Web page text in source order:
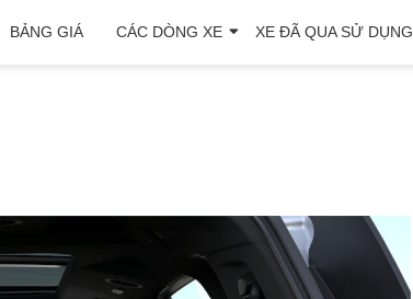
BẢNG GIÁ CÁC DÒNG XE XE ĐÃ QUA SỬ DỤNG